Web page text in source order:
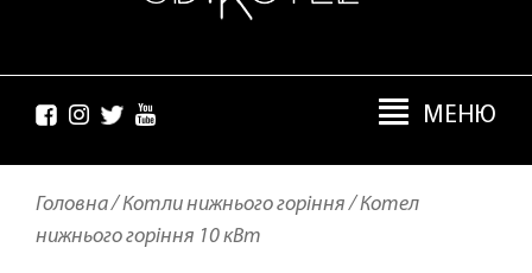
МЕНЮ
Головна /Котли нижнього горіння /Котел
нижнього горіння 10 кВт